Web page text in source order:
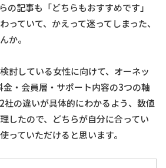
の記事も「どちらもおすすめです」
っていて、かえって迷ってしまった、
か。
討している女性に向けて、オーネッ
金・会員層・サポート内容の3つの軸
社の違いが具体的にわかるよう、数値
したので、どちらが自分に合ってい
っていただけると思います。